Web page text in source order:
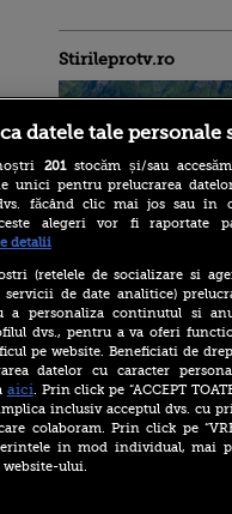
Stirileprotv.ro
90 de metri, în timpul
drumeții în Dolomiți,
de părinți
MAE, atenționare de
călătorie pentru Italia.
Alertă ridicată pentru
vulcanul Etna și
zona de vârf
Studiu: Mounjaro ar
reduce riscul de infarct
diabetici. Cercetătorii au
datele tale
201stocăm și/sau
unici pentru prelucrarea
făcând clic mai jos sau în
alegeri vor fi
detalii
(retelele de socializare si
de date analitice)
a personaliza continutul si
dvs., pentru a va oferi
pe website. Beneficiati de
datelor cu caracter
aici. Prin click pe “ACCEPT
inclusiv acceptul dvs. cu
colaboram. Prin click pe
in mod individual, mai
ului.